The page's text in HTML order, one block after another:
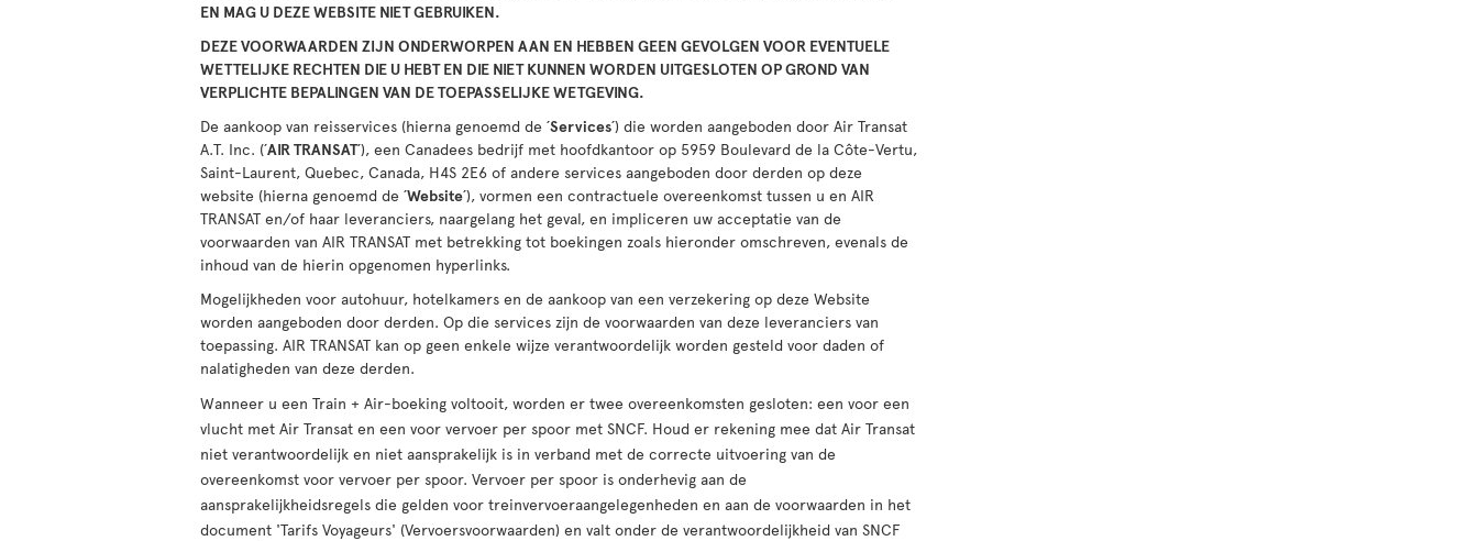
EN MAG U DEZE WEBSITE NIET GEBRUIKEN.
DEZE VOORWAARDEN ZIJN ONDERWORPEN AAN EN HEBBEN GEEN GEVOLGEN VOOR EVENTUELE
WETTELIJKE RECHTEN DIE U HEBT EN DIE NIET KUNNEN WORDEN UITGESLOTEN OP GROND VAN
VERPLICHTE BEPALINGEN VAN DE TOEPASSELIJKE WETGEVING.
De aankoop van reisservices (hierna genoemd de ´Services´) die worden aangeboden door Air Transat
A.T. Inc. (´AIR TRANSAT´), een Canadees bedrijf met hoofdkantoor op 5959 Boulevard de la Côte-Vertu,
Saint-Laurent, Quebec, Canada, H4S 2E6 of andere services aangeboden door derden op deze
website (hierna genoemd de ´Website´), vormen een contractuele overeenkomst tussen u en AIR
TRANSAT en/of haar leveranciers, naargelang het geval, en impliceren uw acceptatie van de
voorwaarden van AIR TRANSAT met betrekking tot boekingen zoals hieronder omschreven, evenals de
inhoud van de hierin opgenomen hyperlinks.
Mogelijkheden voor autohuur, hotelkamers en de aankoop van een verzekering op deze Website
worden aangeboden door derden. Op die services zijn de voorwaarden van deze leveranciers van
toepassing. AIR TRANSAT kan op geen enkele wijze verantwoordelijk worden gesteld voor daden of
nalatigheden van deze derden.
Wanneer u een Train + Air-boeking voltooit, worden er twee overeenkomsten gesloten: een voor een
vlucht met Air Transat en een voor vervoer per spoor met SNCF. Houd er rekening mee dat Air Transat
niet verantwoordelijk en niet aansprakelijk is in verband met de correcte uitvoering van de
overeenkomst voor vervoer per spoor. Vervoer per spoor is onderhevig aan de
aansprakelijkheidsregels die gelden voor treinvervoeraangelegenheden en aan de voorwaarden in het
document 'Tarifs Voyageurs' (Vervoersvoorwaarden) en valt onder de verantwoordelijkheid van SNCF